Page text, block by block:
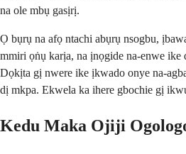
na ole mbụ gasịrị.
Ọ bụrụ na afọ ntachi abụrụ nsogbu,
mmiri ọṅụ karịa, na ịnọgide na-enwe ike
Dọkịta gị nwere ike ịkwado onye na-
dị mkpa. Ekwela ka ihere gbochie gị
Kedu Maka Ojiji